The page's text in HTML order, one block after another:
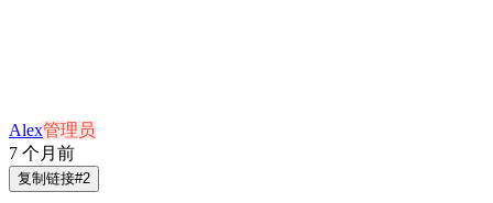
Alex管理员
7 个月前
复制链接#2